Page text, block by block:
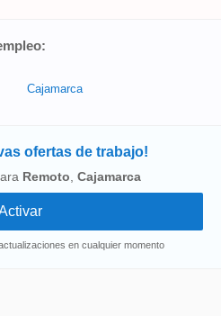
Cajamarca
ofertas de trabajo!
Remoto Cajamarca
en cualquier momento